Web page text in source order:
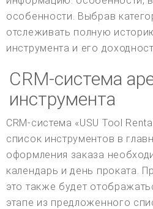
особенности. Выбрав
отслеживать полную
инструмента и его
CRM-система
инструмента
CRM-система «USU Tool
список инструментов в
оформления заказа
календарь и день проката.
это также будет
этапе из предложенного